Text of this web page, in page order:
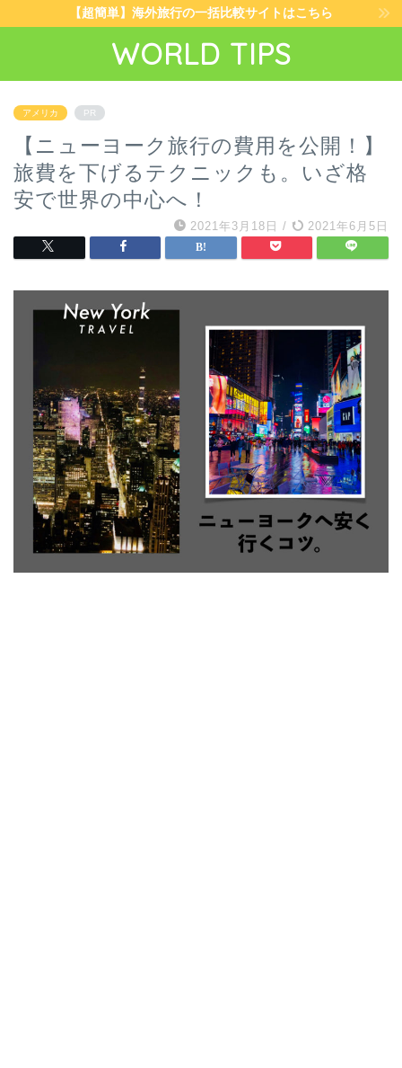
【超簡単】海外旅行の一括比較サイトはこちら
WORLD TIPS
アメリカ PR
【ニューヨーク旅行の費用を公開！】
旅費を下げるテクニックも。いざ格
安で世界の中心へ！
2021年3月18日 / 2021年6月5日